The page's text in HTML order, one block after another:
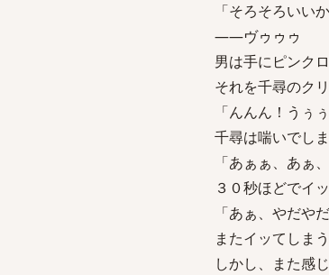
「そろそろいい
――ヴゥゥゥ
男は手にピンク
それを千尋のク
「んんん！うぅぅ
千尋は喘いでし
「あぁぁ、あぁ
３０秒ほどでイ
「あぁ、やだや
またイッてしまう
しかし、また感